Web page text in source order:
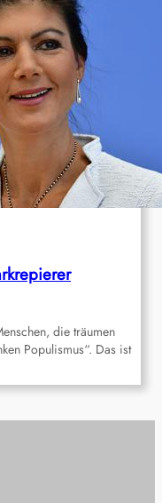
die träumen
Populismus“. Das ist